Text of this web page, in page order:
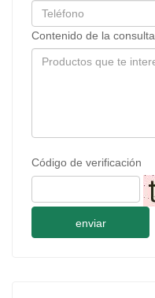
Contenido de la consulta
Código de verificación
enviar